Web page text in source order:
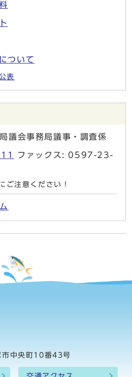
ついて
表
議会事務局議事・調査係
ファックス: 0597-23-
ご注意ください！
中央町10番43号